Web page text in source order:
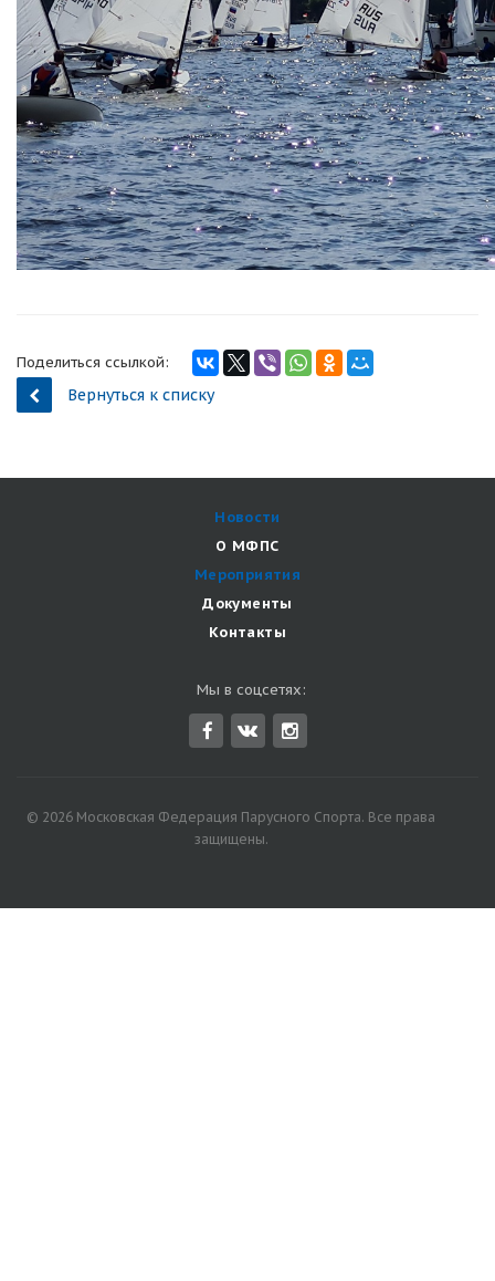
Поделиться ссылкой:
Вернуться к списку
Новости
О МФПС
Мероприятия
Документы
Контакты
Мы в соцсетях:
© 2026 Московская Федерация Парусного Спорта. Все права
защищены.